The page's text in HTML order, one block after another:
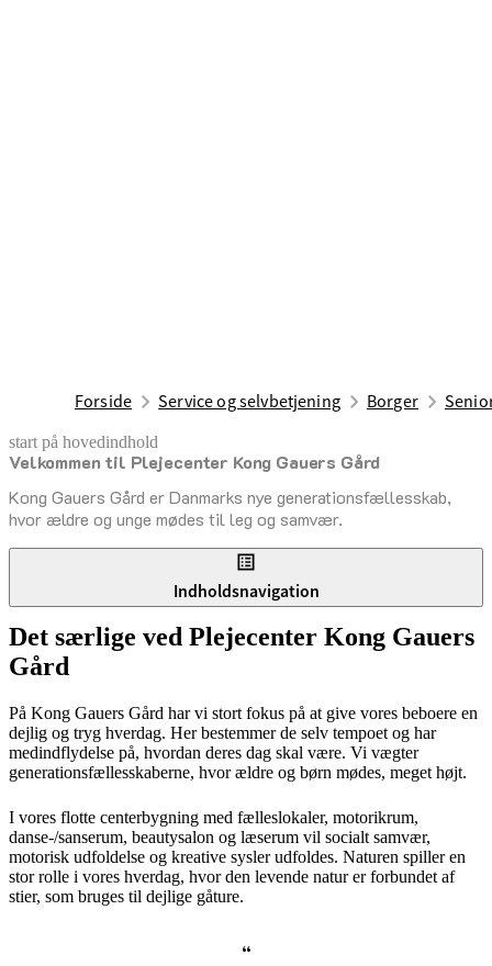
Forside Service og selvbetjening Borger
start på hovedindhold
Velkommen til Plejecenter Kong Gauers Gård
Kong Gauers Gård er Danmarks nye generationsfællesskab,
hvor ældre og unge mødes til leg og samvær.
senest opdateret 16. juni 2026
Indholdsnavigation
Det særlige ved Plejecenter Kong Gauers
Gård
På Kong Gauers Gård har vi stort fokus på at give vores beboere en
dejlig og tryg hverdag. Her bestemmer de selv tempoet og har
medindflydelse på, hvordan deres dag skal være. Vi vægter
generationsfællesskaberne, hvor ældre og børn mødes, meget højt.
I vores flotte centerbygning med fælleslokaler, motorikrum,
danse-/sanserum, beautysalon og læserum vil socialt samvær,
motorisk udfoldelse og kreative sysler udfoldes. Naturen spiller en
stor rolle i vores hverdag, hvor den levende natur er forbundet af
stier, som bruges til dejlige gåture.
“